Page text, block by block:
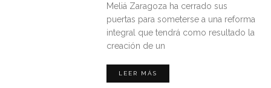
Meliá Zaragoza ha cerrado sus
puertas para someterse a una reforma
integral que tendrá como resultado la
creación de un
LEER MÁS